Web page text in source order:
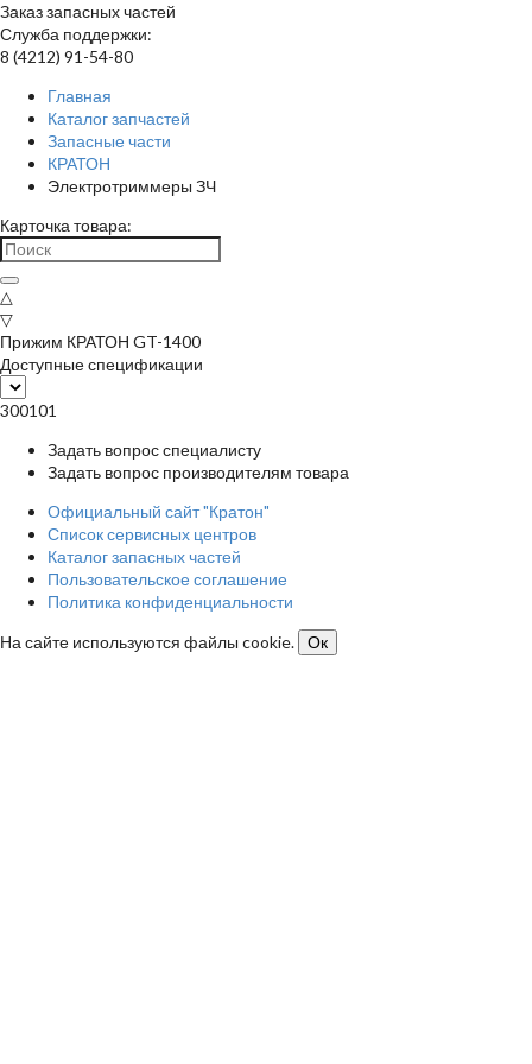
Заказ запасных частей
Служба поддержки:
8 (4212) 91-54-80
Главная
Каталог запчастей
Запасные части
КРАТОН
Электротриммеры ЗЧ
Карточка товара:
△
▽
Прижим КРАТОН GT-1400
Доступные спецификации
300101
Задать вопрос специалисту
Задать вопрос производителям товара
Официальный сайт "Кратон"
Список сервисных центров
Каталог запасных частей
Пользовательское соглашение
Политика конфиденциальности
На сайте используются файлы cookie.
Ок